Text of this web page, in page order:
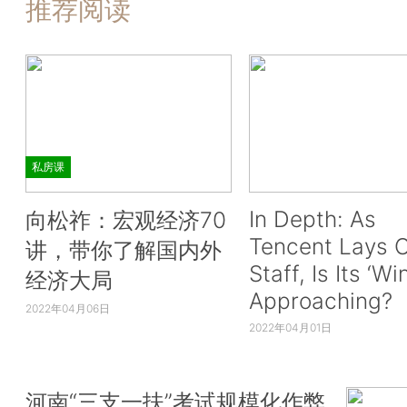
推荐阅读
私房课
向松祚：宏观经济70
讲，带你了解国内外
经济大局
2022年04月06日
In Depth: As
Tencent Lays
Staff, Is Its
Approaching?
2022年04月01日